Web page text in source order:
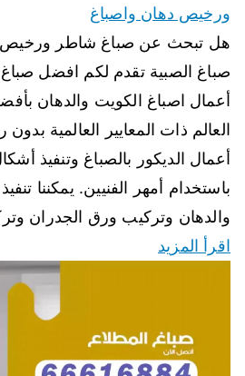
ورخيص دهان واصباغ
هل تبحث عن صباغ شاطر ورخيص
صباغ الصبية تقدم لكم افضل صباغ
أعمال اصباغ الكويت والدهان
العالم ذات المعايير العالمية بدون
أعمال الديكور بالصباغ وتنفيذ
باستخدام أمهر الفنيين. يمكننا
والدهان وتركيب ورق الجدران
اقرأ المزيد